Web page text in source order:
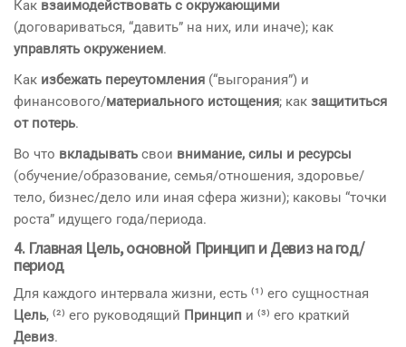
Как взаимодействовать с окружающими
(договариваться, “давить” на них, или иначе); как
управлять окружением.
Как избежать переутомления (“выгорания”) и
финансового/материального истощения; как защититься
от потерь.
Во что вкладывать свои внимание, силы и ресурсы
(обучение/образование, семья/отношения, здоровье/
тело, бизнес/дело или иная сфера жизни); каковы “точки
роста” идущего года/периода.
4. Главная Цель, основной Принцип и Девиз на год/
период
Для каждого интервала жизни, есть ⁽¹⁾ его сущностная
Цель, ⁽²⁾ его руководящий Принцип и ⁽³⁾ его краткий
Девиз.